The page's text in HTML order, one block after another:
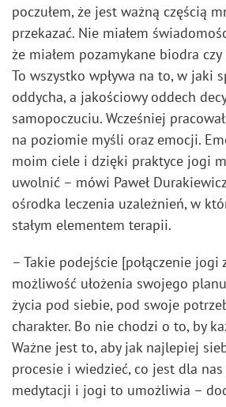
poczułem, że jest ważną częścią
przekazać. Nie miałem
że miałem pozamykane biodra
To wszystko wpływa na to, w jaki
oddycha, a jakościowy oddech
samopoczuciu. Wcześniej
na poziomie myśli oraz emocji.
moim ciele i dzięki praktyce jogi
uwolnić – mówi Paweł
ośrodka leczenia uzależnień, w
stałym elementem terapii.
– Takie podejście [połączenie jogi
możliwość ułożenia swojego
życia pod siebie, pod swoje
charakter. Bo nie chodzi o to, by
Ważne jest to, aby jak najlepiej
procesie i wiedzieć, co jest dla
medytacji i jogi to umożliwia –